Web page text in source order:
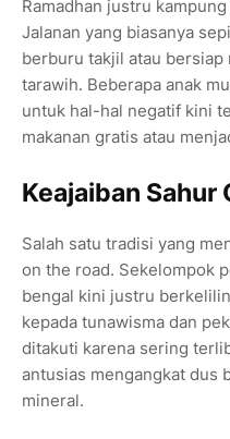
Ramadhan justru
Jalanan yang biasanya
berburu takjil atau
tarawih. Beberapa anak
untuk hal-hal negatif kini
makanan gratis atau
Keajaiban Sahur
Salah satu tradisi yang
on the road. Sekelompok
bengal kini justru
kepada tunawisma dan
ditakuti karena sering
antusias mengangkat dus
mineral.